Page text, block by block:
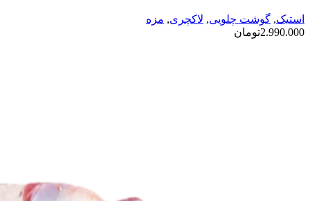
استیک, گوشت چلویی, لاکچری, مزه
2.990.000تومان